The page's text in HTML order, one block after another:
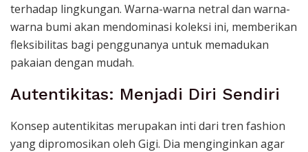
terhadap lingkungan. Warna-warna netral dan warna-
warna bumi akan mendominasi koleksi ini, memberikan
fleksibilitas bagi penggunanya untuk memadukan
pakaian dengan mudah.
Autentikitas: Menjadi Diri Sendiri
Konsep autentikitas merupakan inti dari tren fashion
yang dipromosikan oleh Gigi. Dia menginginkan agar